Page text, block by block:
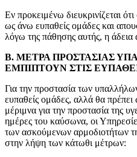
Εν προκειμένω διευκρινίζεται
ως άνω ευπαθείς ομάδες και
λόγω της πάθησης αυτής, η άδεια
Β. ΜΕΤΡΑ ΠΡΟΣΤΑΣΙΑΣ
ΕΜΠΙΠΤΟΥΝ ΣΤΙΣ
Για την προστασία των
ευπαθείς ομάδες, αλλά θα
μέριμνα για την προστασία της
ημέρες του καύσωνα, οι
των ασκούμενων αρμοδιοτήτων
στην λήψη των κάτωθι μέτρων: